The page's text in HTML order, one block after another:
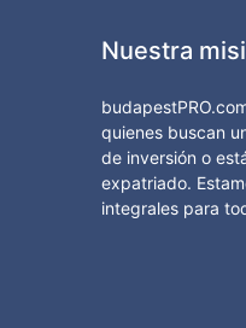
Nuestra
quienes buscan
de inversión o
expatriado.
integrales para